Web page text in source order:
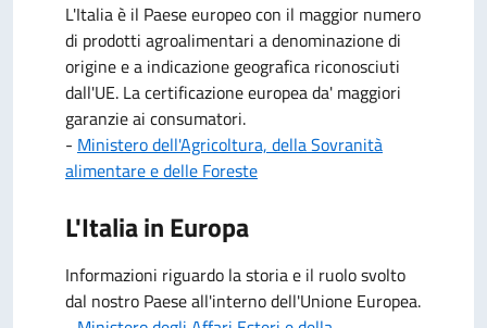
L'Italia è il Paese europeo con il maggior numero
di prodotti agroalimentari a denominazione di
origine e a indicazione geografica riconosciuti
dall'UE. La certificazione europea da' maggiori
garanzie ai consumatori.
- Ministero dell'Agricoltura, della Sovranità
alimentare e delle Foreste
L'Italia in Europa
Informazioni riguardo la storia e il ruolo svolto
dal nostro Paese all'interno dell'Unione Europea.